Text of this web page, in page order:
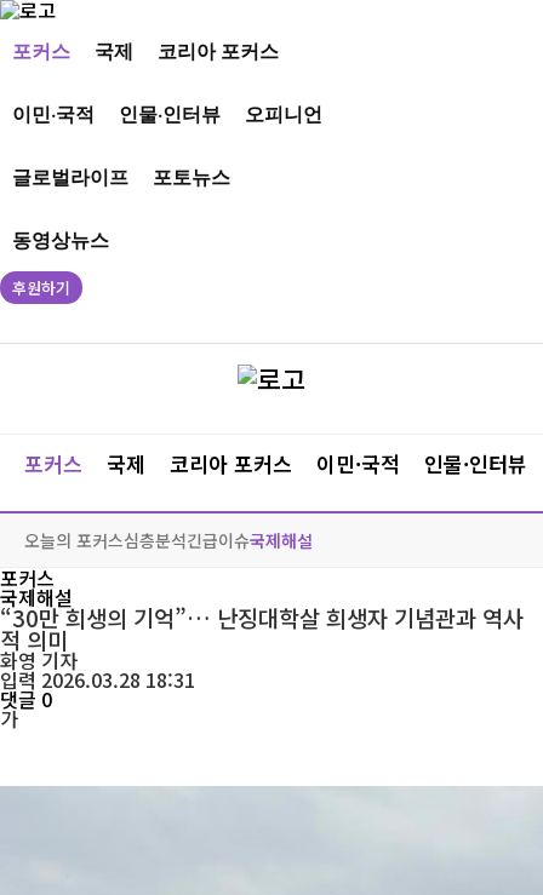
포커스 국제 코리아 포커스
이민·국적 인물·인터뷰 오피니언
글로벌라이프 포토뉴스
동영상뉴스
후원하기
포커스 국제 코리아 포커스 이민·국적 인물·인터뷰
오늘의 포커스심층분석긴급이슈국제해설
포커스
국제해설
“30만 희생의 기억”… 난징대학살 희생자 기념관과 역사
적 의미
화영 기자
입력 2026.03.28 18:31
댓글 0
가